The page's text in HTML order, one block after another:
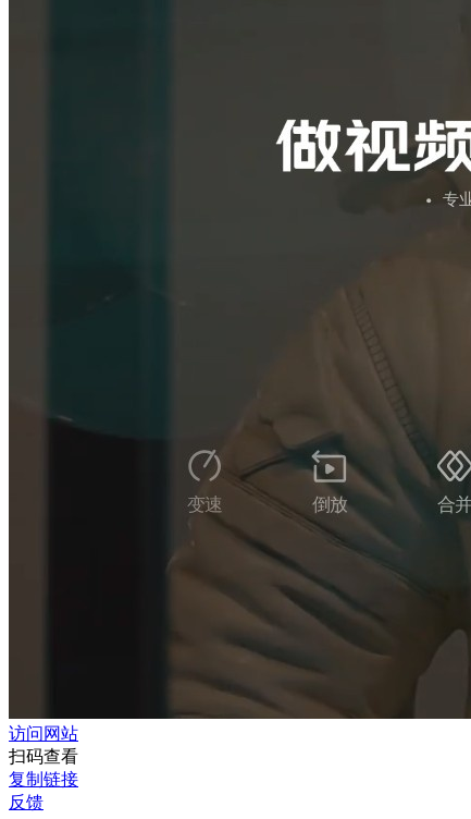
访问网站
扫码查看
复制链接
反馈